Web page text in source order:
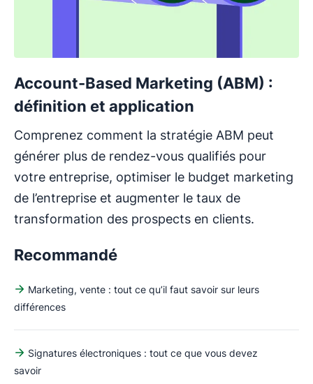
Account-Based Marketing (ABM) :
définition et application
Comprenez comment la stratégie ABM peut
générer plus de rendez-vous qualifiés pour
votre entreprise, optimiser le budget marketing
de l’entreprise et augmenter le taux de
transformation des prospects en clients.
Recommandé
Marketing, vente : tout ce qu’il faut savoir sur leurs
différences
Signatures électroniques : tout ce que vous devez
savoir